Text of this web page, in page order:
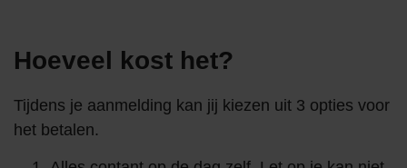
Hoeveel kost het?
Tijdens je aanmelding kan jij kiezen uit 3 opties voor
het betalen.